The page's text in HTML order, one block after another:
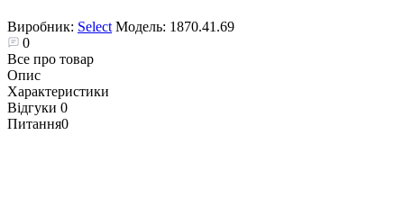
Виробник: Select Модель: 1870.41.69
0
Все про товар
Опис
Характеристики
Відгуки 0
Питання0